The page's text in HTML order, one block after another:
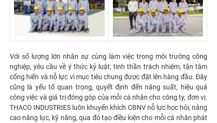
Với số lượng lớn nhân sự cùng làm việc trong môi trường công
nghiệp, yêu cầu về ý thức kỷ luật, tinh thần trách nhiệm, tận tâm
cống hiến và nỗ lực vì mục tiêu chung được đặt lên hàng đầu. Đây
cũng là yếu tố quan trọng, quyết định đến năng suất, hiệu quả
công việc và giá trị đóng góp của mỗi cá nhân cho công ty, đơn vị.
THACO INDUSTRIES luôn khuyến khích CBNV nỗ lực học hỏi, nâng
cao năng lực, kỹ năng, qua đó tạo điều kiện cho mỗi cá nhân phát